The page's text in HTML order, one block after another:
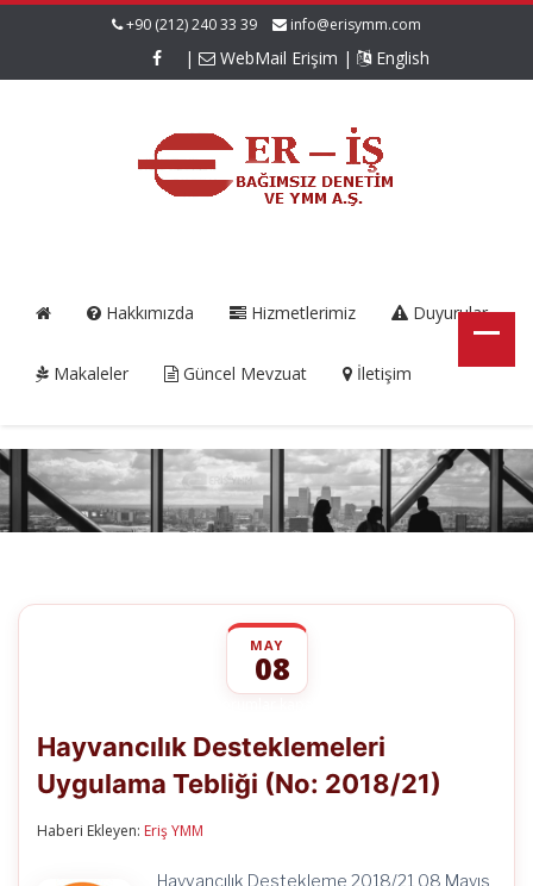
+90 (212) 240 33 39 info@erisymm.com
| WebMail Erişim | English
Hakkımızda Hizmetlerimiz Duyurular
Makaleler Güncel Mevzuat İletişim
MAY
08
Uygulama
Tebliği
(No:
2018/21)
Hayvancılık Desteklemeleri
Uygulama Tebliği (No: 2018/21)
Haberi Ekleyen: Eriş YMM
Hayvancılık Destekleme 2018/21 08 Mayıs